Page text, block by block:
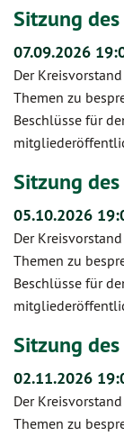
Sitzung
07.09.2026
Der
Themen zu
Beschlüsse für
Sitzung
05.10.2026
Der
Themen zu
Beschlüsse für
Sitzung
02.11.2026
Der
Themen zu